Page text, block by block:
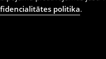
politika.